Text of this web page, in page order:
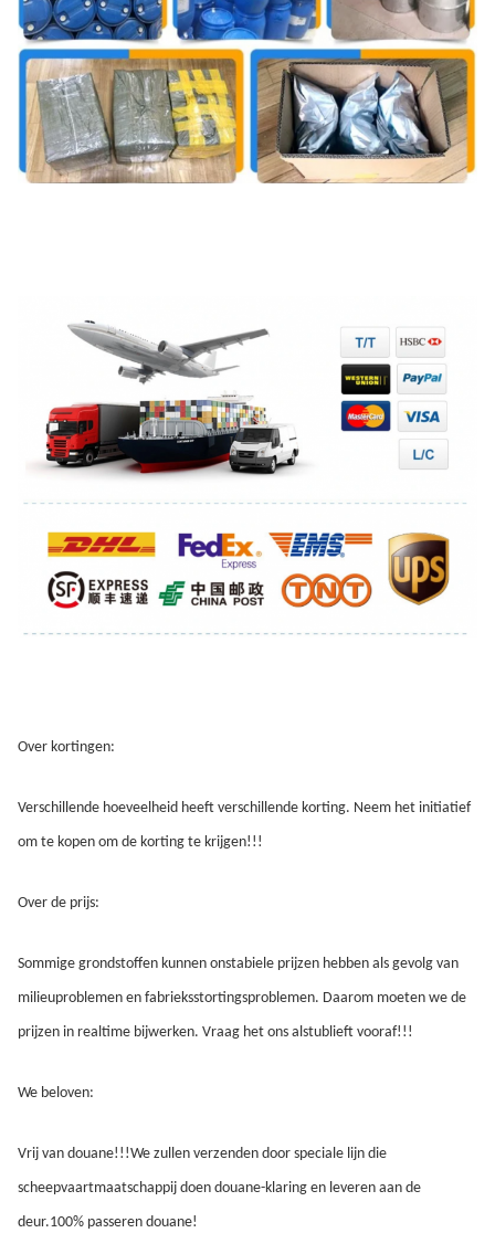
Over kortingen:
Verschillende hoeveelheid heeft verschillende korting. Neem het initiatief
om te kopen om de korting te krijgen!!!
Over de prijs:
Sommige grondstoffen kunnen onstabiele prijzen hebben als gevolg van
milieuproblemen en fabrieksstortingsproblemen. Daarom moeten we de
prijzen in realtime bijwerken. Vraag het ons alstublieft vooraf!!!
We beloven:
Vrij van douane!!!We zullen verzenden door speciale lijn die
scheepvaartmaatschappij doen douane-klaring en leveren aan de
deur.100% passeren douane!